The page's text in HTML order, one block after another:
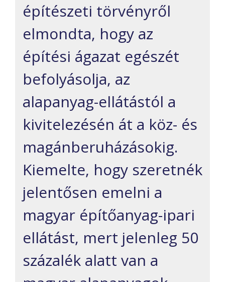
építészeti törvényről
elmondta, hogy az
építési ágazat egészét
befolyásolja, az
alapanyag-ellátástól a
kivitelezésén át a köz- és
magánberuházásokig.
Kiemelte, hogy szeretnék
jelentősen emelni a
magyar építőanyag-ipari
ellátást, mert jelenleg 50
százalék alatt van a